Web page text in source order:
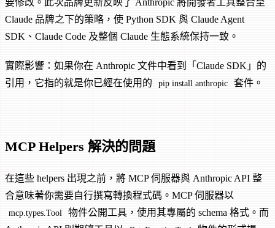
要修改。此次品牌更新反映了 Anthropic 將開發者工具整合至
Claude 品牌之下的策略，使 Python SDK 與 Claude Agent
SDK、Claude Code 及整個 Claude 生態系統保持一致。
實際影響：如果你在 Anthropic 文件中看到「Claude SDK」的
引用，它指的就是你已經在使用的
pip install anthropic 套件。
MCP Helpers 解決的問題
在這些 helpers 出現之前，將 MCP 伺服器與 Anthropic API 整
合意味著你需要自行撰寫轉換程式碼。MCP 伺服器以
mcp.types.Tool
物件公開工具，使用其專屬的 schema 格式。而